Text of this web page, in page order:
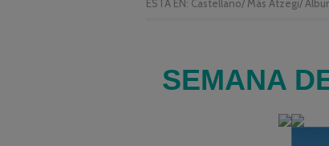
ESTÁ EN: Castellano/ Más Atzegi/
SEMANA